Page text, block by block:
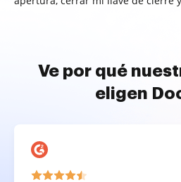
Ve por qué
eligen